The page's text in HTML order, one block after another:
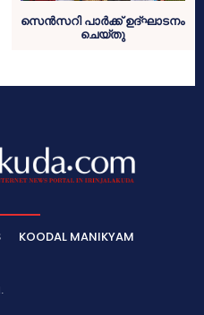
സെന്‍സറി പാര്‍ക്ക് ഉദ്ഘാടനം
ചെയ്തു
KOODAL MANIKYAM